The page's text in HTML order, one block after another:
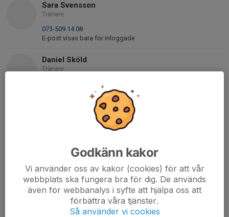
Sara Svensson
Tränare
073-509 14 08
E-post visas bara för inloggade
Daniel Sköld
Tränare
daniel.skold@jvg.alingsas.beijerbygg.se
Martin Lidberg
E-post visas bara för inloggade
Alexander Strandberg
Ledare
072-225 40 33
alexthn@yahoo.se
Godkänn kakor
Vi använder oss av kakor (cookies) för att vår
webbplats ska fungera bra för dig. De används
även för webbanalys i syfte att hjälpa oss att
förbättra våra tjänster.
Så använder vi cookies